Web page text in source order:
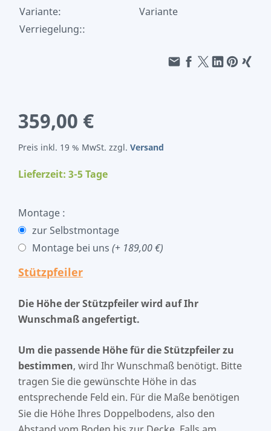
Variante:
Variante
Verriegelung::
359,00 €
Preis inkl. 19 % MwSt. zzgl. Versand
Lieferzeit: 3-5 Tage
Montage :
zur Selbstmontage
Montage bei uns (+ 189,00 €)
Stützpfeiler
Die Höhe der Stützpfeiler wird auf Ihr
Wunschmaß angefertigt.
Um die passende Höhe für die Stützpfeiler zu
bestimmen, wird Ihr Wunschmaß benötigt. Bitte
tragen Sie die gewünschte Höhe in das
entsprechende Feld ein. Für die Maße benötigen
Sie die Höhe Ihres Doppelbodens, also den